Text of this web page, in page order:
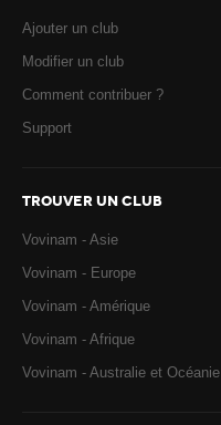
Ajouter un club
Modifier un club
Comment contribuer ?
Support
TROUVER UN CLUB
Vovinam - Asie
Vovinam - Europe
Vovinam - Amérique
Vovinam - Afrique
Vovinam - Australie et Océanie